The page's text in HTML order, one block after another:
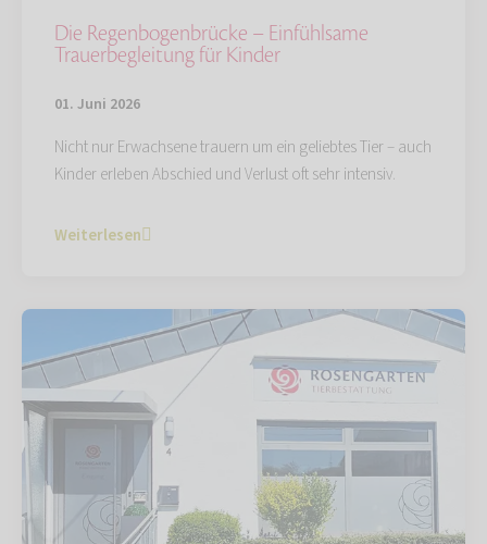
Die Regenbogenbrücke – Einfühlsame
Trauerbegleitung für Kinder
01. Juni 2026
Nicht nur Erwachsene trauern um ein geliebtes Tier – auch
Kinder erleben Abschied und Verlust oft sehr intensiv.
Weiterlesen